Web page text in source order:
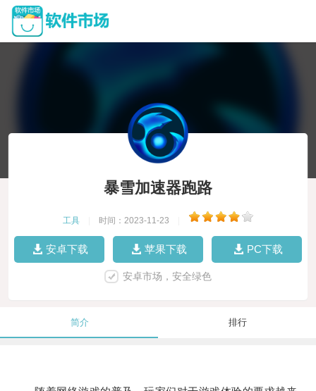
暴雪加速器跑路
工具 时间：2023-11-23
安卓下载 苹果下载 PC下载
安卓市场，安全绿色
简介 排行